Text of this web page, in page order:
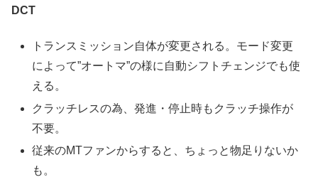
DCT
トランスミッション自体が変更される。モード変更
によって”オートマ”の様に自動シフトチェンジでも使
える。
クラッチレスの為、発進・停止時もクラッチ操作が
不要。
従来のMTファンからすると、ちょっと物足りないか
も。